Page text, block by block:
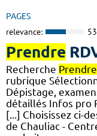
PAGES
relevance:
Prendre
Recherche Prendre
rubrique
Dépistage,
détaillés Infos pro
[...] Choisissez ci-
de Chauliac -